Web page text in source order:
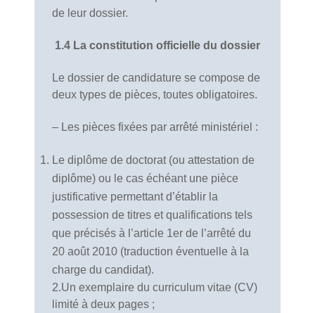
de leur dossier.
1.4 La constitution officielle du dossier
Le dossier de candidature se compose de
deux types de pièces, toutes obligatoires.
– Les pièces fixées par arrêté ministériel :
Le diplôme de doctorat (ou attestation de
diplôme) ou le cas échéant une pièce
justificative permettant d’établir la
possession de titres et qualifications tels
que précisés à l’article 1er de l’arrêté du
20 août 2010 (traduction éventuelle à la
charge du candidat).
2.Un exemplaire du curriculum vitae (CV)
limité à deux pages ;